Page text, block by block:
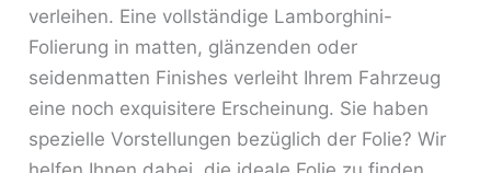
verleihen. Eine vollständige Lamborghini-
Folierung in matten, glänzenden oder
seidenmatten Finishes verleiht Ihrem Fahrzeug
eine noch exquisitere Erscheinung. Sie haben
spezielle Vorstellungen bezüglich der Folie? Wir